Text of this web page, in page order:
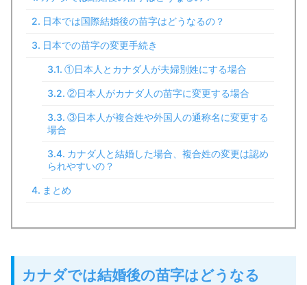
日本では国際結婚後の苗字はどうなるの？
日本での苗字の変更手続き
①日本人とカナダ人が夫婦別姓にする場合
②日本人がカナダ人の苗字に変更する場合
③日本人が複合姓や外国人の通称名に変更する
場合
カナダ人と結婚した場合、複合姓の変更は認め
られやすいの？
まとめ
カナダでは結婚後の苗字はどうなる